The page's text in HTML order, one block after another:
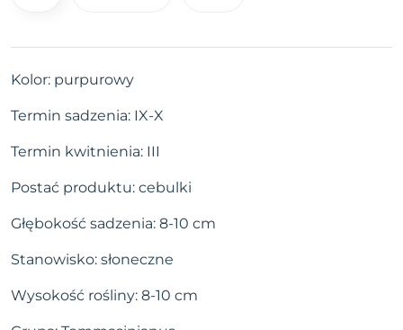
Kolor: purpurowy
Termin sadzenia: IX-X
Termin kwitnienia: III
Postać produktu: cebulki
Głębokość sadzenia: 8-10 cm
Stanowisko: słoneczne
Wysokość rośliny: 8-10 cm